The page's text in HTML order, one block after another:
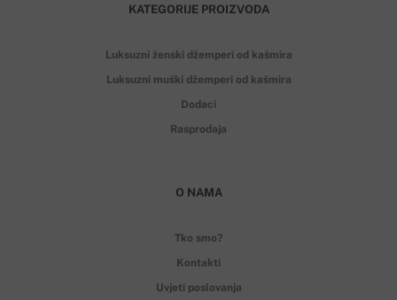
KATEGORIJE PROIZVODA
Luksuzni ženski džemperi od kašmira
Luksuzni muški džemperi od kašmira
Dodaci
Rasprodaja
O NAMA
Tko smo?
Kontakti
Uvjeti poslovanja